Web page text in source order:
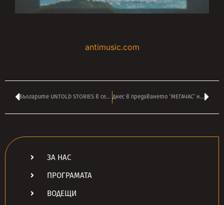
antimusic.com
Българите UNTOLD STORIES в седмичната класация на популярното британско издание ‘Prog Magazine’ Днес в предаването ‘МЕГАЧАС’ на АНДРЕЙ ВЛАДОВ от Лондон в 16:00
ЗА НАС
ПРОГРАМАТА
ВОДЕЩИ